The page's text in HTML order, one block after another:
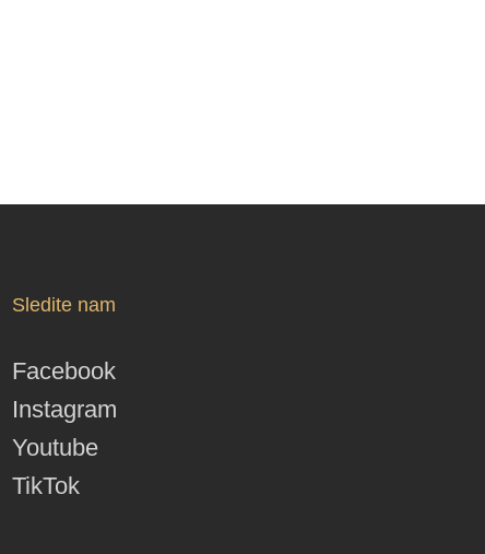
Sledite nam
Facebook
Instagram
Youtube
TikTok